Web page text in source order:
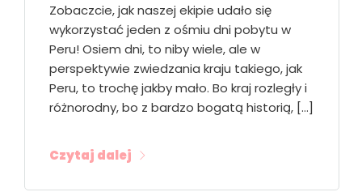
Zobaczcie, jak naszej ekipie udało się
wykorzystać jeden z ośmiu dni pobytu w
Peru! Osiem dni, to niby wiele, ale w
perspektywie zwiedzania kraju takiego, jak
Peru, to trochę jakby mało. Bo kraj rozległy i
różnorodny, bo z bardzo bogatą historią, […]
Czytaj dalej